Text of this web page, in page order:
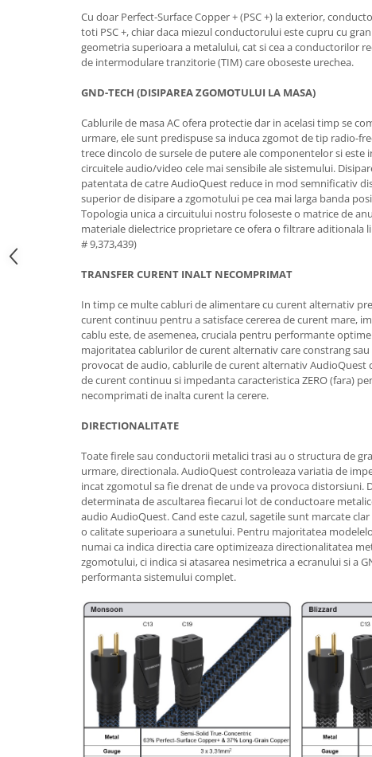
Cu doar Perfect-Surface Copper + (PSC +) la exterior,
toti PSC +, chiar daca miezul conductorului este cupru cu
geometria superioara a metalului, cat si cea a conductorilor
de intermodulare tranzitorie (TIM) care oboseste urechea.
GND-TECH (DISIPAREA ZGOMOTULUI LA MASA)
Cablurile de masa AC ofera protectie dar in acelasi timp se
urmare, ele sunt predispuse sa induca zgomot de tip radio-
trece dincolo de sursele de putere ale componentelor si este
circuitele audio/video cele mai sensibile ale sistemului.
patentata de catre AudioQuest reduce in mod semnificativ
superior de disipare a zgomotului pe cea mai larga banda
Topologia unica a circuitului nostru foloseste o matrice de
materiale dielectrice proprietare ce ofera o filtrare aditionala
# 9,373,439)
TRANSFER CURENT INALT NECOMPRIMAT
In timp ce multe cabluri de alimentare cu curent alternativ
curent continuu pentru a satisface cererea de curent mare,
cablu este, de asemenea, cruciala pentru performante
majoritatea cablurilor de curent alternativ care constrang
provocat de audio, cablurile de curent alternativ
de curent continuu si impedanta caracteristica ZERO (fara)
necomprimati de inalta curent la cerere.
DIRECTIONALITATE
Toate firele sau conductorii metalici trasi au o structura de
urmare, directionala. AudioQuest controleaza variatia de
incat zgomotul sa fie drenat de unde va provoca distorsiuni.
determinata de ascultarea fiecarui lot de conductoare
audio AudioQuest. Cand este cazul, sagetile sunt marcate
o calitate superioara a sunetului. Pentru majoritatea
numai ca indica directia care optimizeaza directionalitatea
zgomotului, ci indica si atasarea nesimetrica a ecranului si a
performanta sistemului complet.